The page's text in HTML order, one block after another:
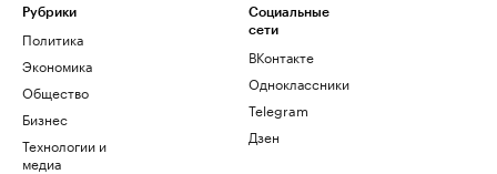
Рубрики
Политика
Экономика
Общество
Бизнес
Технологии и
медиа
Социальные
сети
ВКонтакте
Одноклассники
Telegram
Дзен